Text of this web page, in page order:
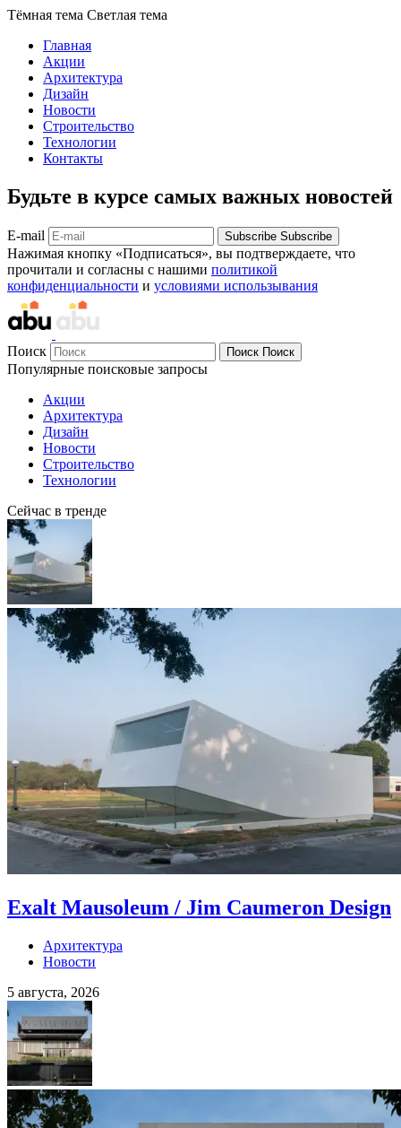
Тёмная тема Светлая тема
Главная
Акции
Архитектура
Дизайн
Новости
Строительство
Технологии
Контакты
Будьте в курсе самых важных новостей
E-mail Subscribe Subscribe
Нажимая кнопку «Подписаться», вы подтверждаете, что
прочитали и согласны с нашими политикой
конфиденциальности и условиями использывания
Поиск Поиск Поиск
Популярные поисковые запросы
Акции
Архитектура
Дизайн
Новости
Строительство
Технологии
Сейчас в тренде
Exalt Mausoleum / Jim Caumeron Design
Архитектура
Новости
5 августа, 2026